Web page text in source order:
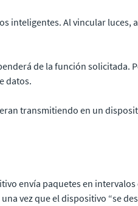
inteligentes. Al vincular luces,
de la función solicitada.
datos.
transmitiendo en un
envía paquetes en intervalos
vez que el dispositivo “se